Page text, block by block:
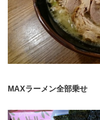
MAXラーメン全部乗せ